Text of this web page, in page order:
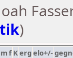
)
f Kerg elo+/-